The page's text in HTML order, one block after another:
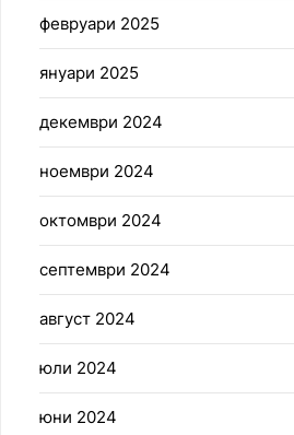
февруари 2025
януари 2025
декември 2024
ноември 2024
октомври 2024
септември 2024
август 2024
юли 2024
юни 2024